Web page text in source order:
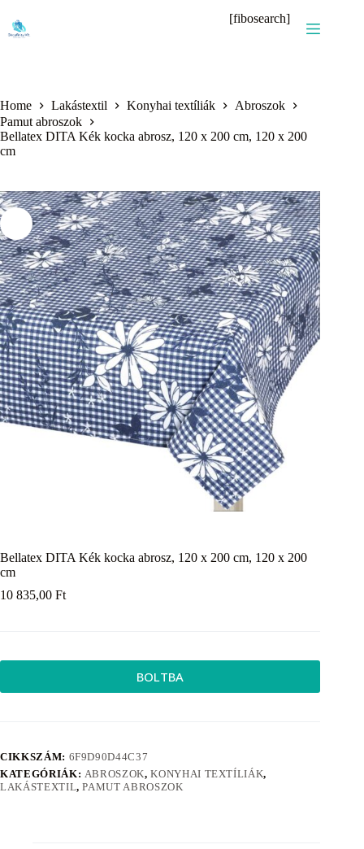
content
[fibosearch]
Home Lakástextil Konyhai textíliák
Abroszok
Pamut abroszok
Bellatex DITA Kék kocka abrosz, 120 x 200 cm, 120 x 200
cm
Bellatex DITA Kék kocka abrosz, 120 x 200 cm, 120 x 200
cm
10 835,00 Ft
BOLTBA
CIKKSZÁM: 6F9D90D44C37
KATEGÓRIÁK: ABROSZOK,KONYHAI TEXTÍLIÁK,
LAKÁSTEXTIL,PAMUT ABROSZOK